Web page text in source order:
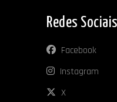
Redes Sociais
Facebook
Instagram
X